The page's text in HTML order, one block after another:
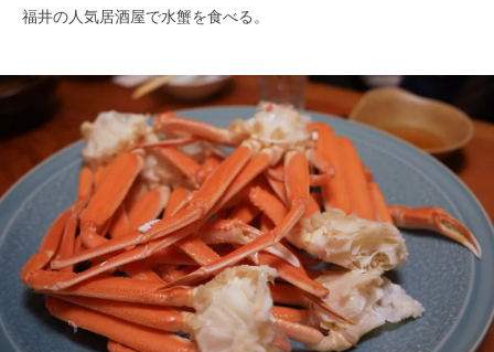
福井の人気居酒屋で水蟹を食べる。